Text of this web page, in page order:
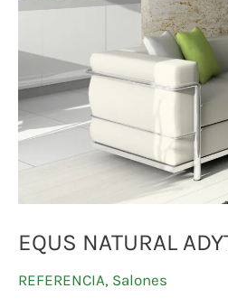
EQUS NATURAL
REFERENCIA, Salones